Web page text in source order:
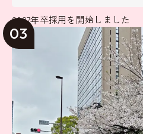
2027年卒採用を開始しました
03